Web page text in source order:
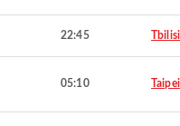
22:45 Tbilisi
05:10 Taipei